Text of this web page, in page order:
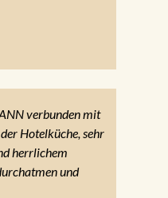
verbunden mit
Hotelküche, sehr
herrlichem
und